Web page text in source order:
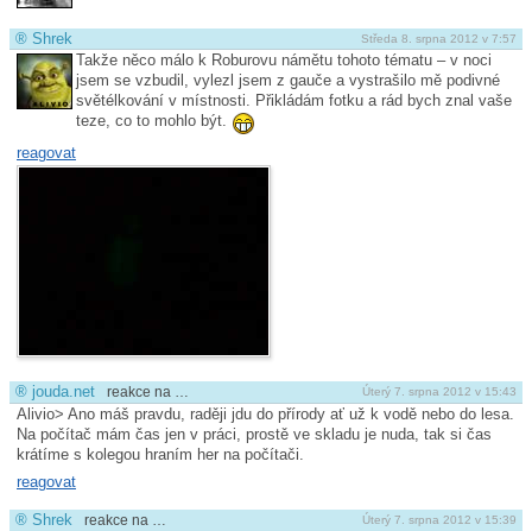
Středa 8. srpna 2012 v 7:57
® Shrek
Takže něco málo k Roburovu námětu tohoto tématu – v noci
jsem se vzbudil, vylezl jsem z gauče a vystrašilo mě podivné
světélkování v místnosti. Přikládám fotku a rád bych znal vaše
teze, co to mohlo být.
reagovat
Úterý 7. srpna 2012 v 15:43
® jouda.net reakce na …
Alivio> Ano máš pravdu, raději jdu do přírody ať už k vodě nebo do lesa.
Na počítač mám čas jen v práci, prostě ve skladu je nuda, tak si čas
krátíme s kolegou hraním her na počítači.
reagovat
Úterý 7. srpna 2012 v 15:39
® Shrek reakce na …